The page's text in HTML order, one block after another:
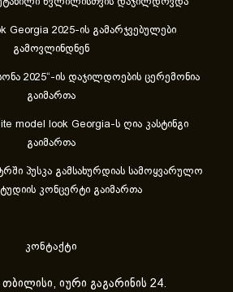
წვლილისთვის დაჯილდოვდა
Georgia 2025-ის გამარჯვებულები
გამოვლინდნენ
2025“-ის დაჯილდოების ცერემონია
გაიმართა
model look Georgia-ს ღია კასტინგი
გაიმართა
პუსკა გამსახურდიას სამოყვარულო
კონცერტი გაიმართა
კონტაქტი
იური გაგარინის 24.